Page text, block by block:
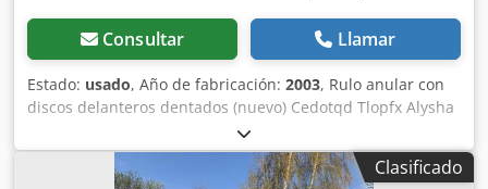
Consultar Llamar
Estado: usado, Año de fabricación: 2003, Rulo anular con
discos delanteros dentados (nuevo) Cedotqd Tlopfx Alysha
Clasificado